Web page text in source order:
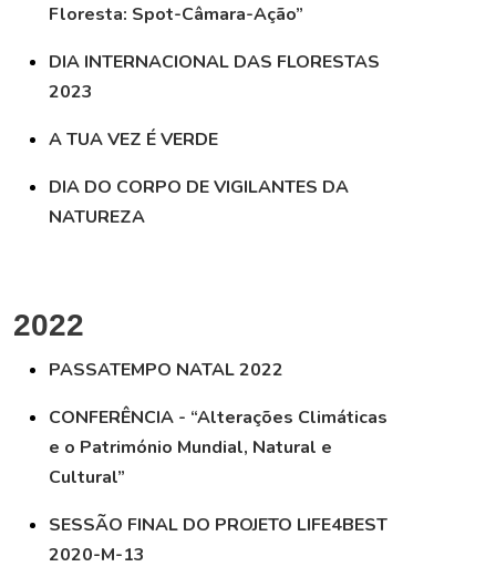
Floresta: Spot-Câmara-Ação”
DIA INTERNACIONAL DAS FLORESTAS
2023
A TUA VEZ É VERDE
DIA DO CORPO DE VIGILANTES DA
NATUREZA
2022
PASSATEMPO NATAL 2022
CONFERÊNCIA - “Alterações Climáticas
e o Património Mundial, Natural e
Cultural”
SESSÃO FINAL DO PROJETO LIFE4BEST
2020-M-13